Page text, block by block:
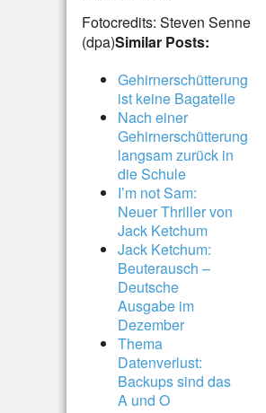
Fotocredits: Steven Senne
(dpa)Similar Posts:
Gehirnerschütterung
ist keine Bagatelle
Nach einer
Gehirnerschütterung
langsam zurück in
die Schule
I’m not Sam:
Neuer Thriller von
Jack Ketchum
Jack Ketchum:
Beuterausch –
Deutsche
Ausgabe im
Dezember
Thema
Datenverlust:
Backups sind das
A und O